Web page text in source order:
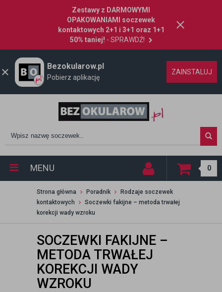
Zestawy z DARMOWYMI
OPAKOWANIAMI soczewek
kontaktowych 2+1 i 3+1 oraz 1+1
50% taniej! - SPRAWDŹ!
Bezokularow.pl
Pobierz aplikację
ZAINSTALUJ
MENU 0
Strona główna Poradnik
Rodzaje soczewek
kontaktowych
Soczewki fakijne – metoda trwałej
korekcji wady wzroku
SOCZEWKI FAKIJNE –
METODA TRWAŁEJ
KOREKCJI WADY
WZROKU